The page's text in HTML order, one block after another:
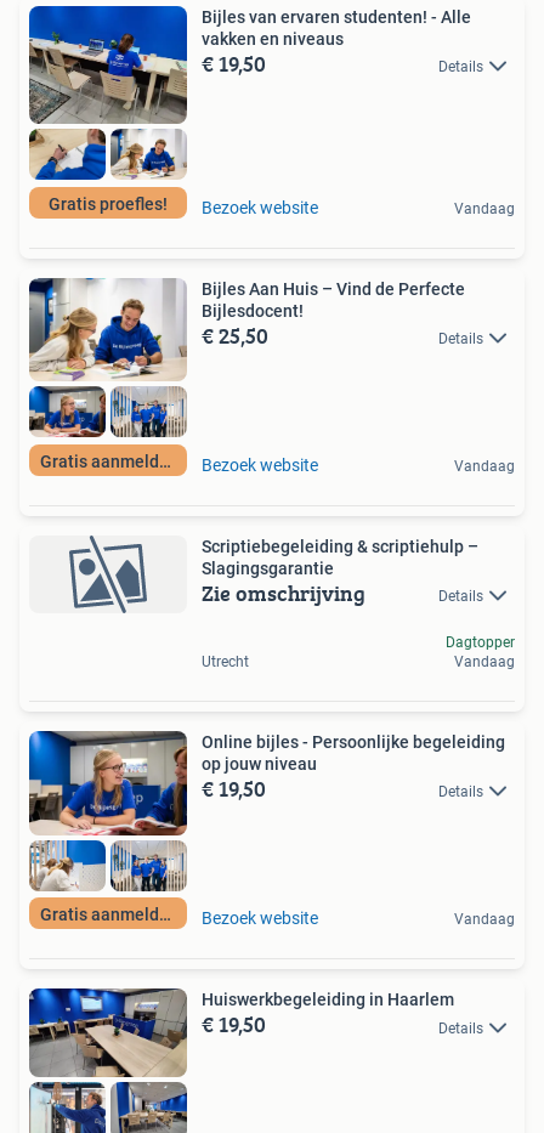
Gratis proefles!
Bijles van ervaren studenten! - Alle
vakken en niveaus
€ 19,50 Details
Bezoek website Vandaag
Gratis aanmelden
Bijles Aan Huis – Vind de Perfecte
Bijlesdocent!
€ 25,50 Details
Bezoek website Vandaag
Scriptiebegeleiding & scriptiehulp –
Slagingsgarantie
Zie omschrijving Details
Utrecht
Dagtopper
Vandaag
Gratis aanmelden
Online bijles - Persoonlijke begeleiding
op jouw niveau
€ 19,50 Details
Bezoek website Vandaag
Huiswerkbegeleiding in Haarlem
€ 19,50 Details